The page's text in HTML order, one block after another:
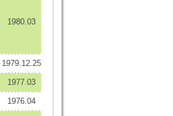
1980.03
1979.12.25
1977.03
1976.04